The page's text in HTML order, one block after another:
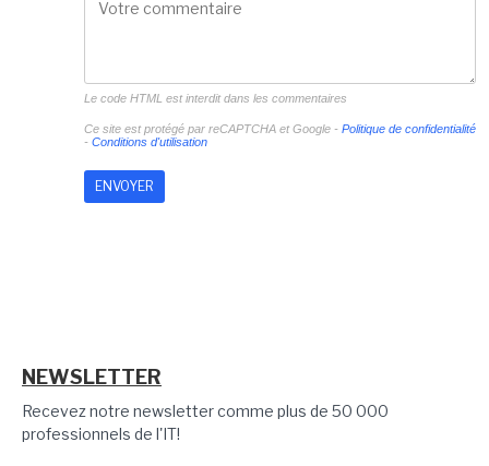
Le code HTML est interdit dans les commentaires
Ce site est protégé par reCAPTCHA et Google - Politique de confidentialité
- Conditions d'utilisation
NEWSLETTER
Recevez notre newsletter comme plus de 50 000
professionnels de l'IT!